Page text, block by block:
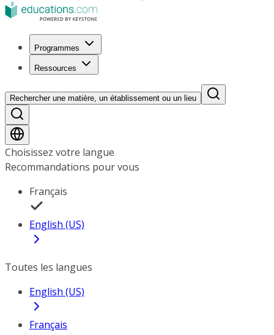
Programmes
Ressources
Rechercher une matière, un établissement ou un lieu
Choisissez votre langue
Recommandations pour vous
Français
English (US)
Toutes les langues
English (US)
Français